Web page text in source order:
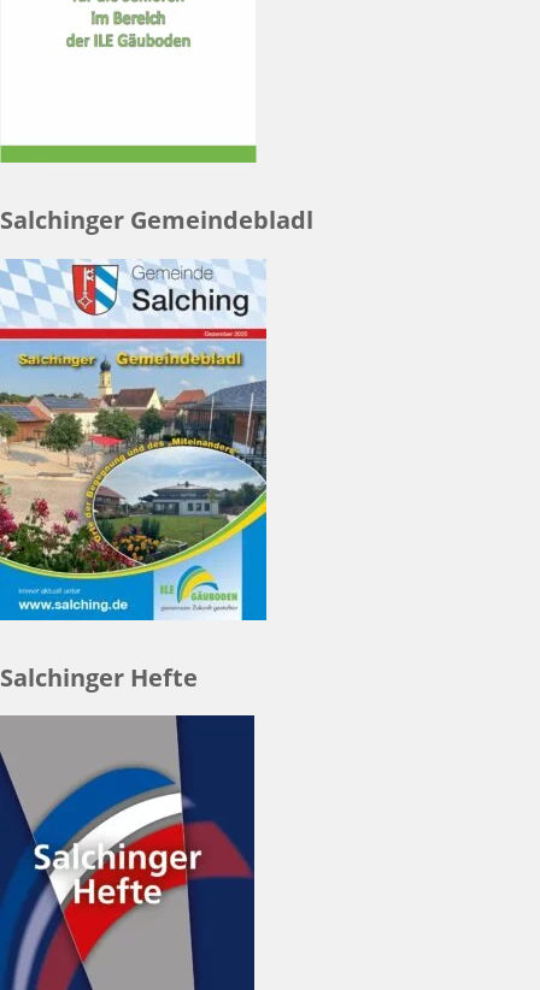
Salchinger Gemeindebladl
Salchinger Hefte